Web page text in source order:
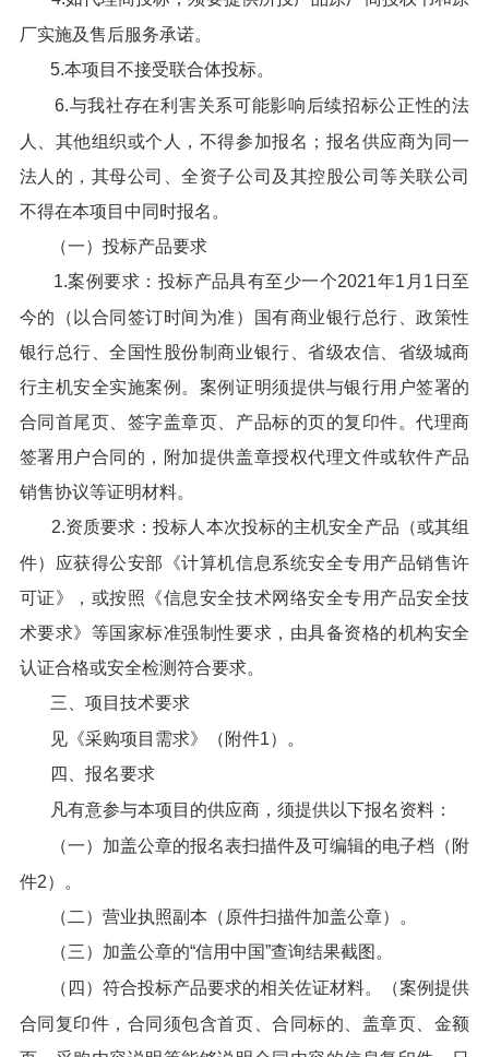
厂实施及售后服务承诺。
5.本项目不接受联合体投标。
6.与我社存在利害关系可能影响后续招标公正性的法
人、其他组织或个人，不得参加报名；报名供应商为同一
法人的，其母公司、全资子公司及其控股公司等关联公司
不得在本项目中同时报名。
（一）投标产品要求
1.案例要求：投标产品具有至少一个2021年1月1日至
今的（以合同签订时间为准）国有商业银行总行、政策性
银行总行、全国性股份制商业银行、省级农信、省级城商
行主机安全实施案例。案例证明须提供与银行用户签署的
合同首尾页、签字盖章页、产品标的页的复印件。代理商
签署用户合同的，附加提供盖章授权代理文件或软件产品
销售协议等证明材料。
2.资质要求：投标人本次投标的主机安全产品（或其组
件）应获得公安部《计算机信息系统安全专用产品销售许
可证》，或按照《信息安全技术网络安全专用产品安全技
术要求》等国家标准强制性要求，由具备资格的机构安全
认证合格或安全检测符合要求。
三、项目技术要求
见《采购项目需求》（附件1）。
四、报名要求
凡有意参与本项目的供应商，须提供以下报名资料：
（一）加盖公章的报名表扫描件及可编辑的电子档（附
件2）。
（二）营业执照副本（原件扫描件加盖公章）。
（三）加盖公章的“信用中国”查询结果截图。
（四）符合投标产品要求的相关佐证材料。（案例提供
合同复印件，合同须包含首页、合同标的、盖章页、金额